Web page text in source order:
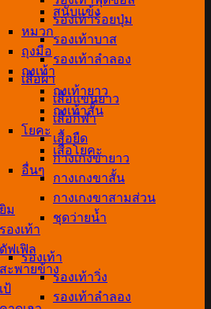
รองเท้าร้อยปุ่ม
รองเท้าบาส
รองเท้าลำลอง
เสื้อผ้า
เสื้อแขนยาว
เสื้อกีฬา
เสื้อยืด
กางเกงขายาว
กางเกงขาสั้น
กางเกงขาสามส่วน
ชุดว่ายน้ำ
รองเท้า
รองเท้าวิ่ง
รองเท้าลำลอง
สนับแข้ง
หมวก
ถุงมือ
ถุงเท้า
ถุงเท้ายาว
ถุงเท้าสั้น
โยคะ
เสื่อโยคะ
อื่นๆ
ม
องเท้า
ฟเฟิล
ะพายข้าง
ป้